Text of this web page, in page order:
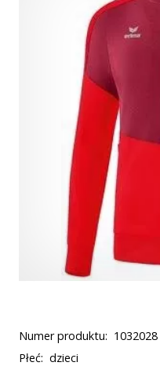
Numer produktu: 1032028
Płeć: dzieci